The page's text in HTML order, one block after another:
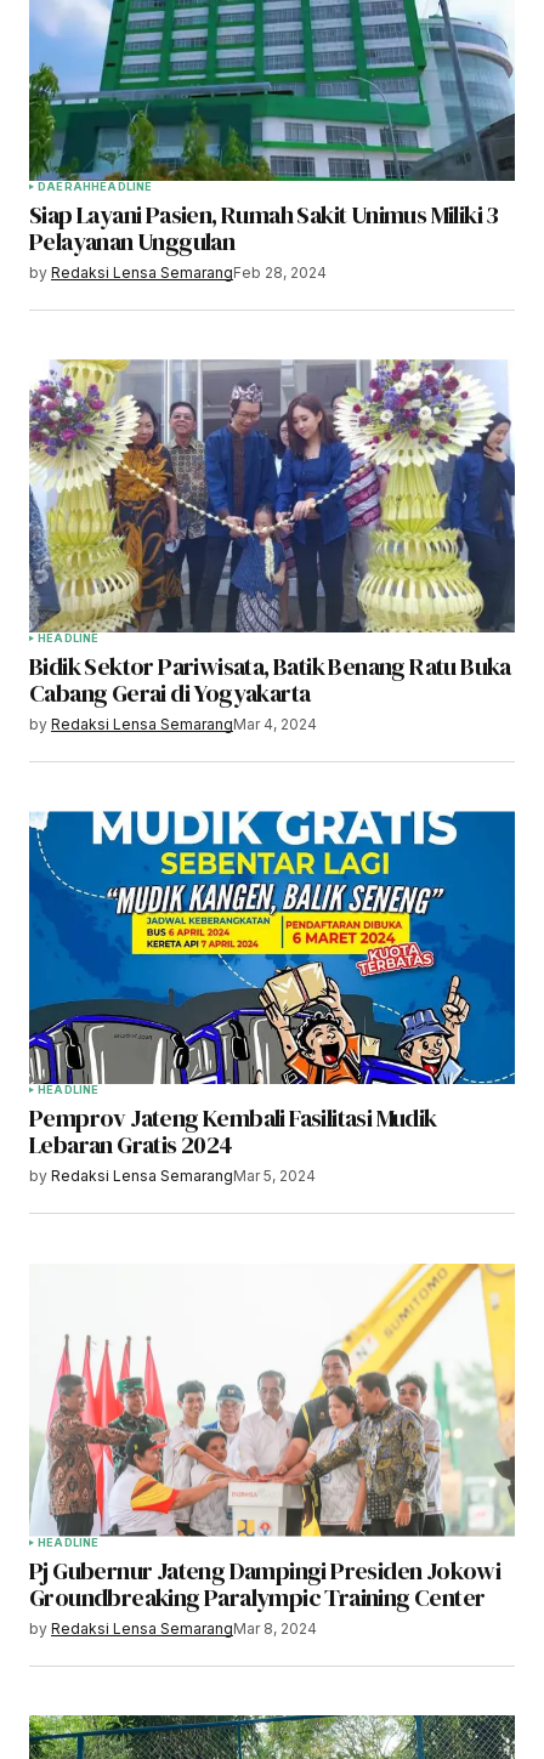
DAERAHHEADLINE
Siap Layani Pasien, Rumah Sakit Unimus Miliki 3
Pelayanan Unggulan
by Redaksi Lensa SemarangFeb 28, 2024
HEADLINE
Bidik Sektor Pariwisata, Batik Benang Ratu Buka
Cabang Gerai di Yogyakarta
by Redaksi Lensa SemarangMar 4, 2024
HEADLINE
Pemprov Jateng Kembali Fasilitasi Mudik
Lebaran Gratis 2024
by Redaksi Lensa SemarangMar 5, 2024
HEADLINE
Pj Gubernur Jateng Dampingi Presiden Jokowi
Groundbreaking Paralympic Training Center
by Redaksi Lensa SemarangMar 8, 2024